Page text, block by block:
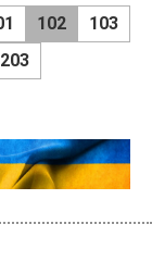
102
103
203